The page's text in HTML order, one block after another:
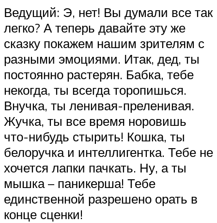
Ведущий: Э, нет! Вы думали все так
легко? А теперь давайте эту же
сказку покажем нашим зрителям с
разными эмоциями. Итак, дед, ты
постоянно растерян. Бабка, тебе
некогда, ты всегда торопишься.
Внучка, ты ленивая-преленивая.
Жучка, ты все время норовишь
что-нибудь стырить! Кошка, ты
белоручка и интеллигентка. Тебе не
хочется лапки пачкать. Ну, а ты
мышка – паникерша! Тебе
единственной разрешено орать в
конце сценки!